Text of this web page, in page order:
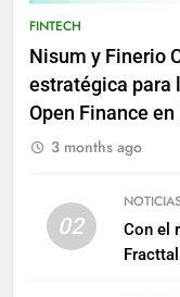
FINTECH
Nisum y Finerio
estratégica para
Open Finance
3 months ago
02
Con el